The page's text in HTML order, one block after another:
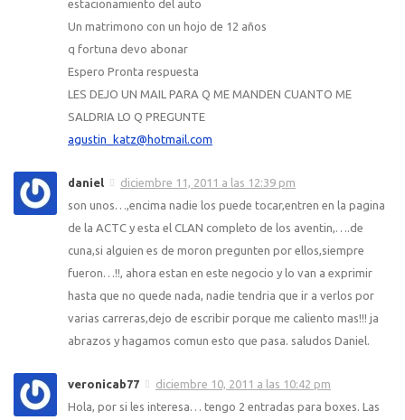
estacionamiento del auto
Un matrimono con un hojo de 12 años
q fortuna devo abonar
Espero Pronta respuesta
LES DEJO UN MAIL PARA Q ME MANDEN CUANTO ME
SALDRIA LO Q PREGUNTE
agustin_katz@hotmail.com
daniel
diciembre 11, 2011 a las 12:39 pm
son unos…,encima nadie los puede tocar,entren en la pagina
de la ACTC y esta el CLAN completo de los aventin,….de
cuna,si alguien es de moron pregunten por ellos,siempre
fueron…!!, ahora estan en este negocio y lo van a exprimir
hasta que no quede nada, nadie tendria que ir a verlos por
varias carreras,dejo de escribir porque me caliento mas!!! ja
abrazos y hagamos comun esto que pasa. saludos Daniel.
veronicab77
diciembre 10, 2011 a las 10:42 pm
Hola, por si les interesa… tengo 2 entradas para boxes. Las